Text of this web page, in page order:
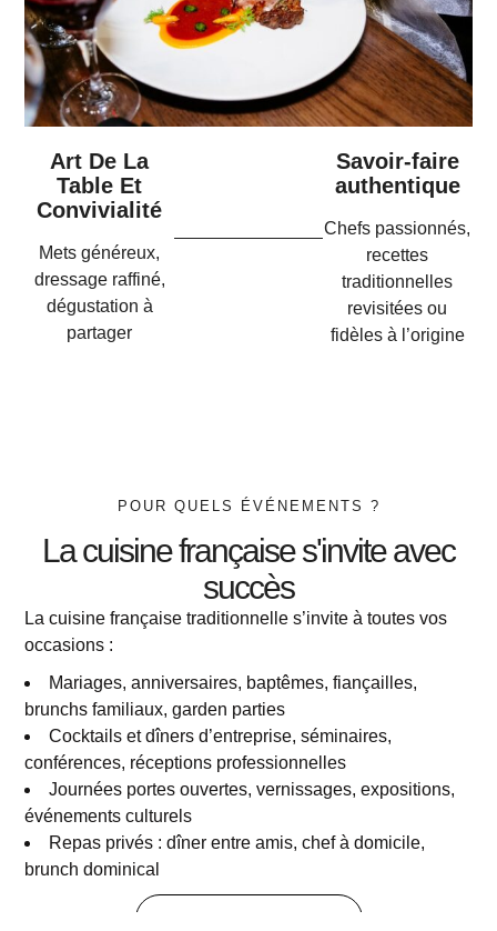
Art De La
Table Et
Convivialité
Mets généreux,
dressage raffiné,
dégustation à
partager
Savoir-faire
authentique
Chefs passionnés,
recettes
traditionnelles
revisitées ou
fidèles à l’origine
POUR QUELS ÉVÉNEMENTS ?
La cuisine française s'invite avec
succès
La cuisine française traditionnelle s’invite à toutes vos
occasions :
Mariages, anniversaires, baptêmes, fiançailles,
brunchs familiaux, garden parties
Cocktails et dîners d’entreprise, séminaires,
conférences, réceptions professionnelles
Journées portes ouvertes, vernissages, expositions,
événements culturels
Repas privés : dîner entre amis, chef à domicile,
brunch dominical